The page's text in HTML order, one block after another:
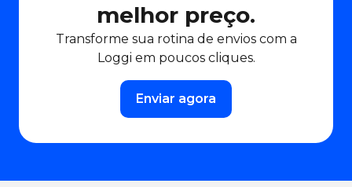
melhor preço.
Transforme sua rotina de envios com a
Loggi em poucos cliques.
Enviar agora